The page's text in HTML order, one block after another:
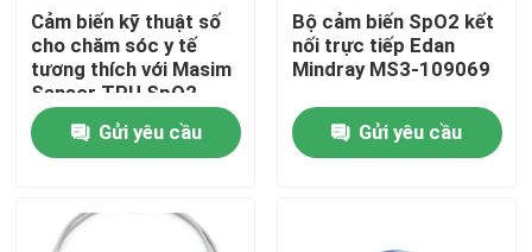
Yêu cầu báo giá
Cáp cảm biến SpO2
Cảm biến SPO2 dùng một lần
Cảm biến spO2 có thể tái sử dụng
Cảm biến kỹ thuật số
cho chăm sóc y tế
tương thích với Masim
Sensor TPU SpO2
TYPE thăm dò tái sử
dụng Mô hình tương
thích
Gửi yêu cầu
Bộ cảm biến SpO2 kết
nối trực tiếp Edan
Mindray MS3-109069
Gửi yêu cầu